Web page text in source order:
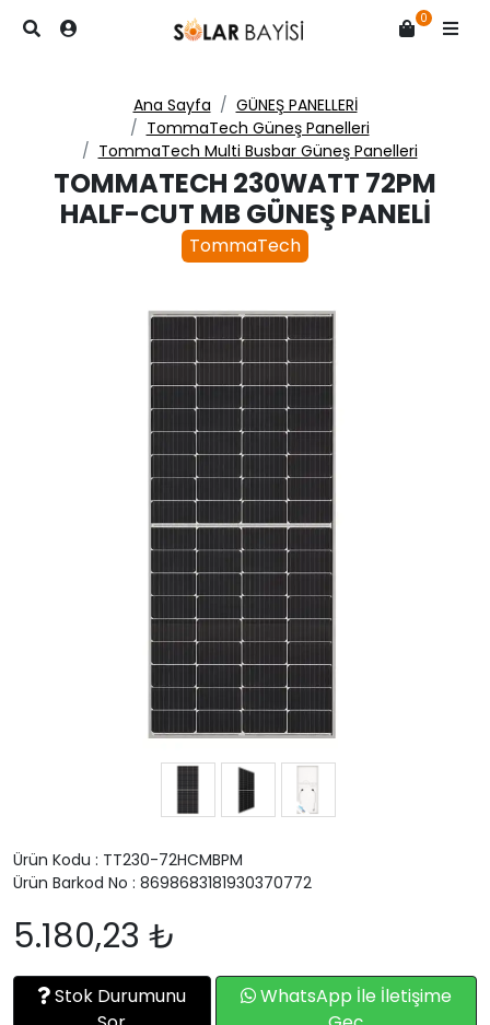
0
Ana Sayfa
GÜNEŞ PANELLERİ
TommaTech Güneş Panelleri
TommaTech Multi Busbar Güneş Panelleri
TOMMATECH 230WATT 72PM
HALF-CUT MB GÜNEŞ PANELI
TommaTech
Ürün Kodu : TT230-72HCMBPM
Ürün Barkod No : 8698683181930370772
5.180,23 ₺
Stok Durumunu
WhatsApp İle İletişime